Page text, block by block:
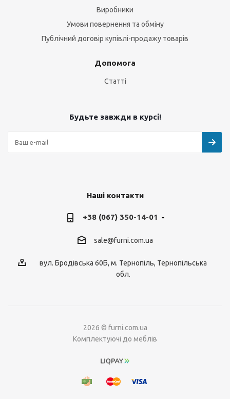
Виробники
Умови повернення та обміну
Публічний договір купівлі-продажу товарів
Допомога
Статті
Будьте завжди в курсі!
Наші контакти
+38 (067) 350-14-01
sale@furni.com.ua
вул. Бродівська 60Б, м. Тернопіль, Тернопільська
обл.
2026 © furni.com.ua
Комплектуючі до меблів